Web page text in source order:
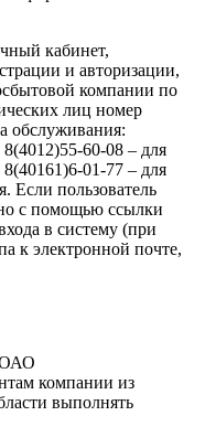
кабинет,
и авторизации,
компании по
лиц номер
обслуживания:
60-08 – для
01-77 – для
Если пользователь
с помощью ссылки
в систему (при
к электронной почте,
ОАО
компании из
выполнять